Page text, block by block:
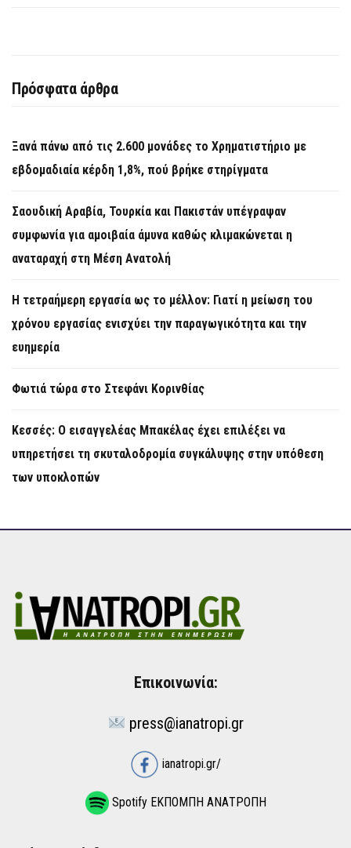
Πρόσφατα άρθρα
Ξανά πάνω από τις 2.600 μονάδες το Χρηματιστήριο με
εβδομαδιαία κέρδη 1,8%, πού βρήκε στηρίγματα
Σαουδική Αραβία, Τουρκία και Πακιστάν υπέγραψαν
συμφωνία για αμοιβαία άμυνα καθώς κλιμακώνεται η
αναταραχή στη Μέση Ανατολή
Η τετραήμερη εργασία ως το μέλλον: Γιατί η μείωση του
χρόνου εργασίας ενισχύει την παραγωγικότητα και την
ευημερία
Φωτιά τώρα στο Στεφάνι Κορινθίας
Κεσσές: Ο εισαγγελέας Μπακέλας έχει επιλέξει να
υπηρετήσει τη σκυταλοδρομία συγκάλυψης στην υπόθεση
των υποκλοπών
Επικοινωνία:
press@ianatropi.gr
ianatropi.gr/
Spotify ΕΚΠΟΜΠΗ ΑΝΑΤΡΟΠΗ